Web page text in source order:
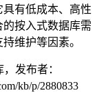
有低成本、高性
按入式数据库需
维护等因素。
发布者：
kb/p/2880833